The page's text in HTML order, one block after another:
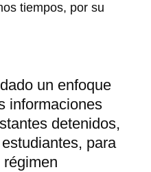
tiempos, por su
un enfoque
informaciones
detenidos,
para